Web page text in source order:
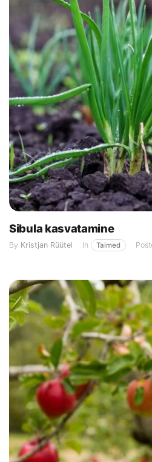
Sibula kasvatamine
By Kristjan Rüütel In Taimed